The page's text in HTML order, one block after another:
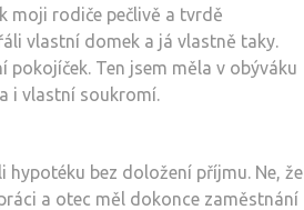
moji rodiče pečlivě a tvrdě
vlastní domek a já vlastně taky.
Ten jsem měla v obýváku
i vlastní soukromí.
bez doložení příjmu. Ne, že
a otec měl dokonce zaměstnání